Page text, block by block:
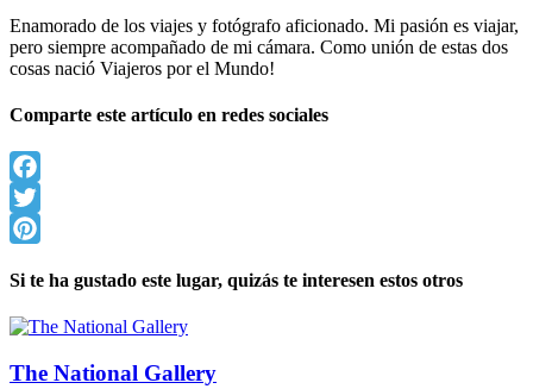
Enamorado de los viajes y fotógrafo aficionado. Mi pasión es viajar,
pero siempre acompañado de mi cámara. Como unión de estas dos
cosas nació Viajeros por el Mundo!
Comparte este artículo en redes sociales
Facebook
Twitter
Si te ha gustado este lugar, quizás te interesen estos otros
The National Gallery